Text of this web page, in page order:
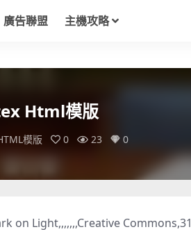
廣告聯盟 主機攻略
Html模版
模版 0 23 0
on Light,,,,,,,Creative Commons,31